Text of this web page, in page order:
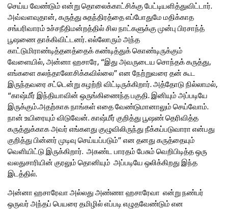
செய்ய வேண்டும் என்று தொலைக்காட்சிக்கு பேட்டியளித்துவிட்டார்.
அவ்வளவுதான், கருத்து சுதந்திரத்தை எப்போதுமே மதிக்காத
சங்பரிவாரம் உச்சநீதிமன்றத்தில் சில நாட்களுக்கு முன்பு பிரசாந்த்
பூஷணை தாக்கிவிட்டனர். எல்லோரும் அந்த
காட்டுமிராண்டித்தனத்தைக் கண்டித்துக் கொண்டிருக்கும்
வேளையில், அன்னா ஹசாரே, “இது அவருடைய சொந்தக் கருத்து,
எங்களை கலந்தாலோசிக்கவில்லை” என நேற்றுவரை தன் கூட
இருந்தவரை சட்டென்று கழற்றி விட்டிருக்கிறார். அத்தோடு நில்லாமல்,
“காஷ்மீர் இந்தியாவின் ஒருங்கிணைந்த பகுதி. இனியும் அப்படியே
இருக்கும்.அதற்காக நாங்கள் எதை வேண்டுமானாலும் செய்வோம்.
நான் உயிரையும் விடுவேன். காஷ்மீர் குறித்து பூஷண் தெரிவித்த
கருத்துக்காக அவர் எங்களது குழுவிலிருந்து நீக்கப்படுவாரா என்பது
குறித்து பின்னர் முடிவு செய்யப்படும்” என தனது கருத்தையும்
வெளியிட்டு இருக்கிறார். அகண்ட பாரதம் பேசும் வெறிபிடித்த ஒரு
வலதுசாரியின் குரலும் தொனியும் அப்படியே ஒலிக்கிறது இந்த
இடத்தில்.
அன்னா ஹசாரேவா அல்லது அண்ணா ஹசாரேவா என்று நண்பர்
ஒருவர் அந்தப் பெயரை தமிழில் எப்படி எழுதவேண்டும் என